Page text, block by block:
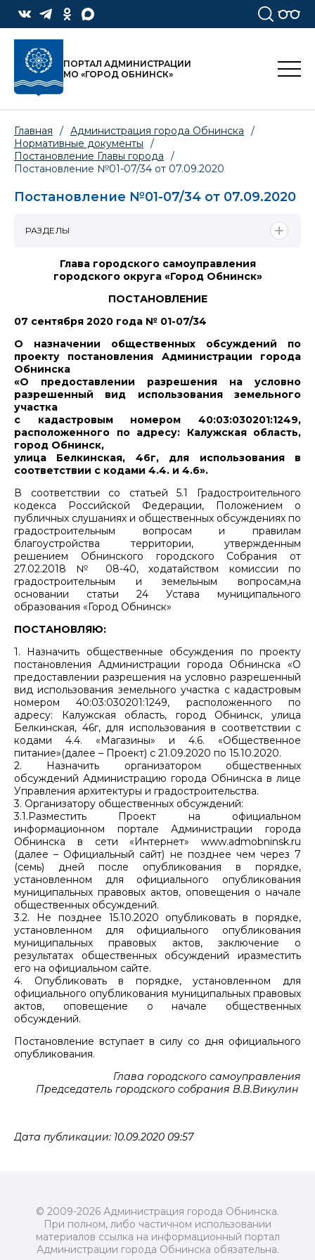
ПОРТАЛ АДМИНИСТРАЦИИ
МО «ГОРОД ОБНИНСК»
Главная / Администрация города Обнинска
/
Нормативные документы
/
Постановление Главы города
/
Постановление №01-07/34 от 07.09.2020
Постановление №01-07/34 от 07.09.2020
Глава городского самоуправления
городского округа «Город Обнинск»
ПОСТАНОВЛЕНИЕ
07 сентября 2020 года № 01-07/34
О назначении общественных обсуждений по
проекту постановления Администрации города
Обнинска
«О предоставлении разрешения на условно
разрешенный вид использования земельного
участка
с кадастровым номером 40:03:030201:1249,
расположенного по адресу: Калужская область,
город Обнинск,
улица Белкинская, 46г, для использования в
соответствии с кодами 4.4. и 4.6».
В соответствии со статьей 5.1 Градостроительного
кодекса Российской Федерации, Положением о
публичных слушаниях и общественных обсуждениях по
градостроительным вопросам и правилам
благоустройства территории, утвержденным
решением Обнинского городского Собрания от
27.02.2018 № 08-40, ходатайством комиссии по
градостроительным и земельным вопросам,на
основании статьи 24 Устава муниципального
образования «Город Обнинск»
ПОСТАНОВЛЯЮ:
1. Назначить общественные обсуждения по проекту
постановления Администрации города Обнинска «О
предоставлении разрешения на условно разрешенный
вид использования земельного участка с кадастровым
номером 40:03:030201:1249, расположенного по
адресу: Калужская область, город Обнинск, улица
Белкинская, 46г, для использования в соответствии с
кодами 4.4. «Магазины» и 4.6. «Общественное
питание»(далее – Проект) с 21.09.2020 по 15.10.2020.
2. Назначить организатором общественных
обсуждений Администрацию города Обнинска в лице
Управления архитектуры и градостроительства.
3. Организатору общественных обсуждений:
3.1.Разместить Проект на официальном
информационном портале Администрации города
Обнинска в сети «Интернет» www.admobninsk.ru
(далее – Официальный сайт) не позднее чем через 7
(семь) дней после опубликования в порядке,
установленном для официального опубликования
муниципальных правовых актов, оповещения о начале
общественных обсуждений.
3.2. Не позднее 15.10.2020 опубликовать в порядке,
установленном для официального опубликования
муниципальных правовых актов, заключение о
результатах общественных обсуждений иразместить
его на официальном сайте.
4. Опубликовать в порядке, установленном для
официального опубликования муниципальных правовых
актов, оповещение о начале общественных
обсуждений.
Постановление вступает в силу со дня официального
опубликования.
Глава городского самоуправления
Председатель городского собрания В.В.Викулин
Дата публикации: 10.09.2020 09:57
РАЗДЕЛЫ
© 2009-2026 Администрация города Обнинска.
При полном, либо частичном использовании
материалов ссылка на информационный портал
Администрации города Обнинска обязательна.